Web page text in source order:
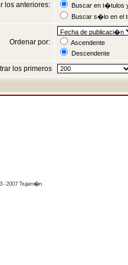
los anteriores:
Buscar en t�tulos
Buscar s�lo en el
Ordenar por:
Ascendente
Descendente
los primeros
- 2007 Trujam�n